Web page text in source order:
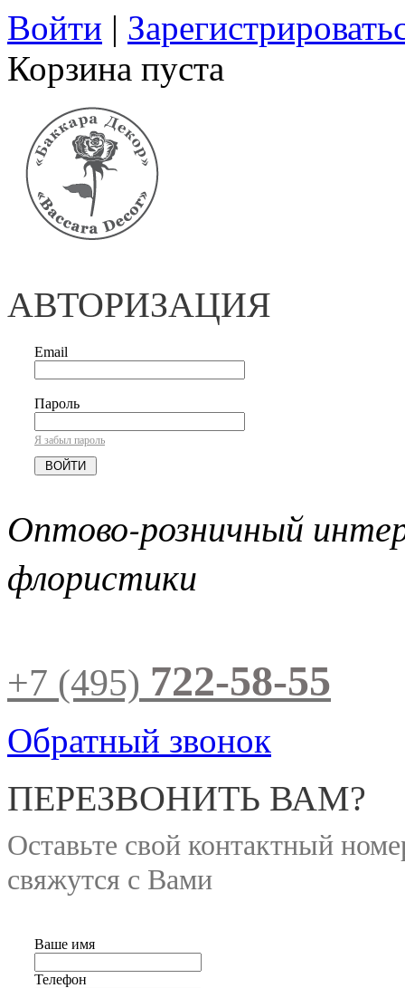
Войти |
Корзина пуста
АВТОРИЗАЦИЯ
Email
Пароль
Я забыл пароль
Оптово-розничный
флористики
+7 (495) 722-58-55
Обратный звонок
ПЕРЕЗВОНИТЬ ВАМ?
Оставьте свой контактный
свяжутся с Вами
Ваше имя
Телефон